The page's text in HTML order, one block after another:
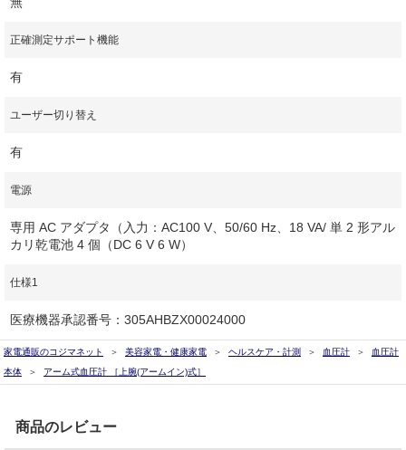
正確測定サポート機能
有
ユーザー切り替え
有
電源
専用 AC アダプタ（入力：AC100 V、50/60 Hz、18 VA/ 単 2 形アル
カリ乾電池 4 個（DC 6 V 6 W）
仕様1
医療機器承認番号：305AHBZX00024000
家電通販のコジマネット 美容家電・健康家電 ヘルスケア・計測 血圧計
血圧計
本体
アーム式血圧計 ［上腕(アームイン)式］
商品のレビュー